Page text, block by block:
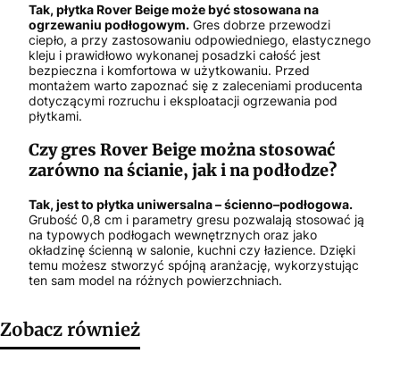
Tak, płytka Rover Beige może być stosowana na
ogrzewaniu podłogowym. Gres dobrze przewodzi
ciepło, a przy zastosowaniu odpowiedniego, elastycznego
kleju i prawidłowo wykonanej posadzki całość jest
bezpieczna i komfortowa w użytkowaniu. Przed
montażem warto zapoznać się z zaleceniami producenta
dotyczącymi rozruchu i eksploatacji ogrzewania pod
płytkami.
Czy gres Rover Beige można stosować
zarówno na ścianie, jak i na podłodze?
Tak, jest to płytka uniwersalna – ścienno–podłogowa.
Grubość 0,8 cm i parametry gresu pozwalają stosować ją
na typowych podłogach wewnętrznych oraz jako
okładzinę ścienną w salonie, kuchni czy łazience. Dzięki
temu możesz stworzyć spójną aranżację, wykorzystując
ten sam model na różnych powierzchniach.
Zobacz również